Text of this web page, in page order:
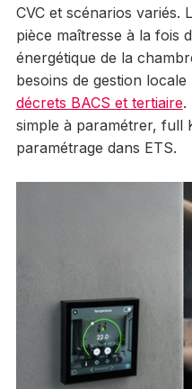
CVC et scénarios variés.
pièce maîtresse à la fois
énergétique de la
besoins de gestion
décrets BACS et tertiaire.
simple à paramétrer, full
paramétrage dans ETS.